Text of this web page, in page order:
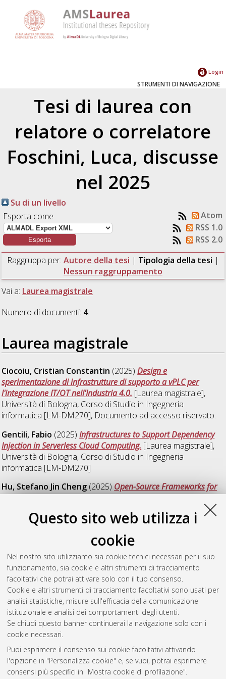
Questo sito web utilizza i
cookie
Nel nostro sito utilizziamo sia cookie tecnici necessari per il suo
funzionamento, sia cookie e altri strumenti di tracciamento
facoltativi che potrai attivare solo con il tuo consenso.
Cookie e altri strumenti di tracciamento facoltativi sono usati per
analisi statistiche, misure sull'efficacia della comunicazione
istituzionale e analisi dei comportamenti degli utenti.
Se chiudi questo banner continuerai la navigazione solo con i
cookie necessari.
Puoi esprimere il consenso sui cookie facoltativi attivando
l'opzione in "Personalizza cookie" e, se vuoi, potrai esprimere
consensi più specifici in "Mostra cookie di profilazione".
Login
STRUMENTI DI NAVIGAZIONE
Tesi di laurea con
relatore o correlatore
Foschini, Luca, discusse
nel 2025
Su di un livello
Esporta come
Atom
RSS 1.0
RSS 2.0
Raggruppa per: Autore della tesi | Tipologia della tesi |
Nessun raggruppamento
Vai a: Laurea magistrale
Numero di documenti: 4.
Laurea magistrale
Ciocoiu, Cristian Constantin (2025)Design e
sperimentazione di infrastrutture di supporto a vPLC per
l'integrazione IT/OT nell'Industria 4.0. [Laurea magistrale],
Università di Bologna, Corso di Studio in Ingegneria
informatica [LM-DM270], Documento ad accesso riservato.
Gentili, Fabio (2025)Infrastructures to Support Dependency
Injection in Serverless Cloud Computing. [Laurea magistrale],
Università di Bologna, Corso di Studio in Ingegneria
informatica [LM-DM270]
Hu, Stefano Jin Cheng(2025)Open-Source Frameworks for
Hierarchical Digital Twins in Edge-Cloud Environments.[Laurea
Ingegneria informatica [LM-DM270] , Documento ad accesso
piattaforma a supporto dell’osservabilità negli impianti
industriali.[Laurea magistrale], Università di Bologna, Corso di
Studio inIngegneria informatica [LM-DM270], Documento
full-text non disponibile
Questa lista e' stata generata ilFri Aug 7 23:12:53 2026 CEST
Atom
Rss 1.0